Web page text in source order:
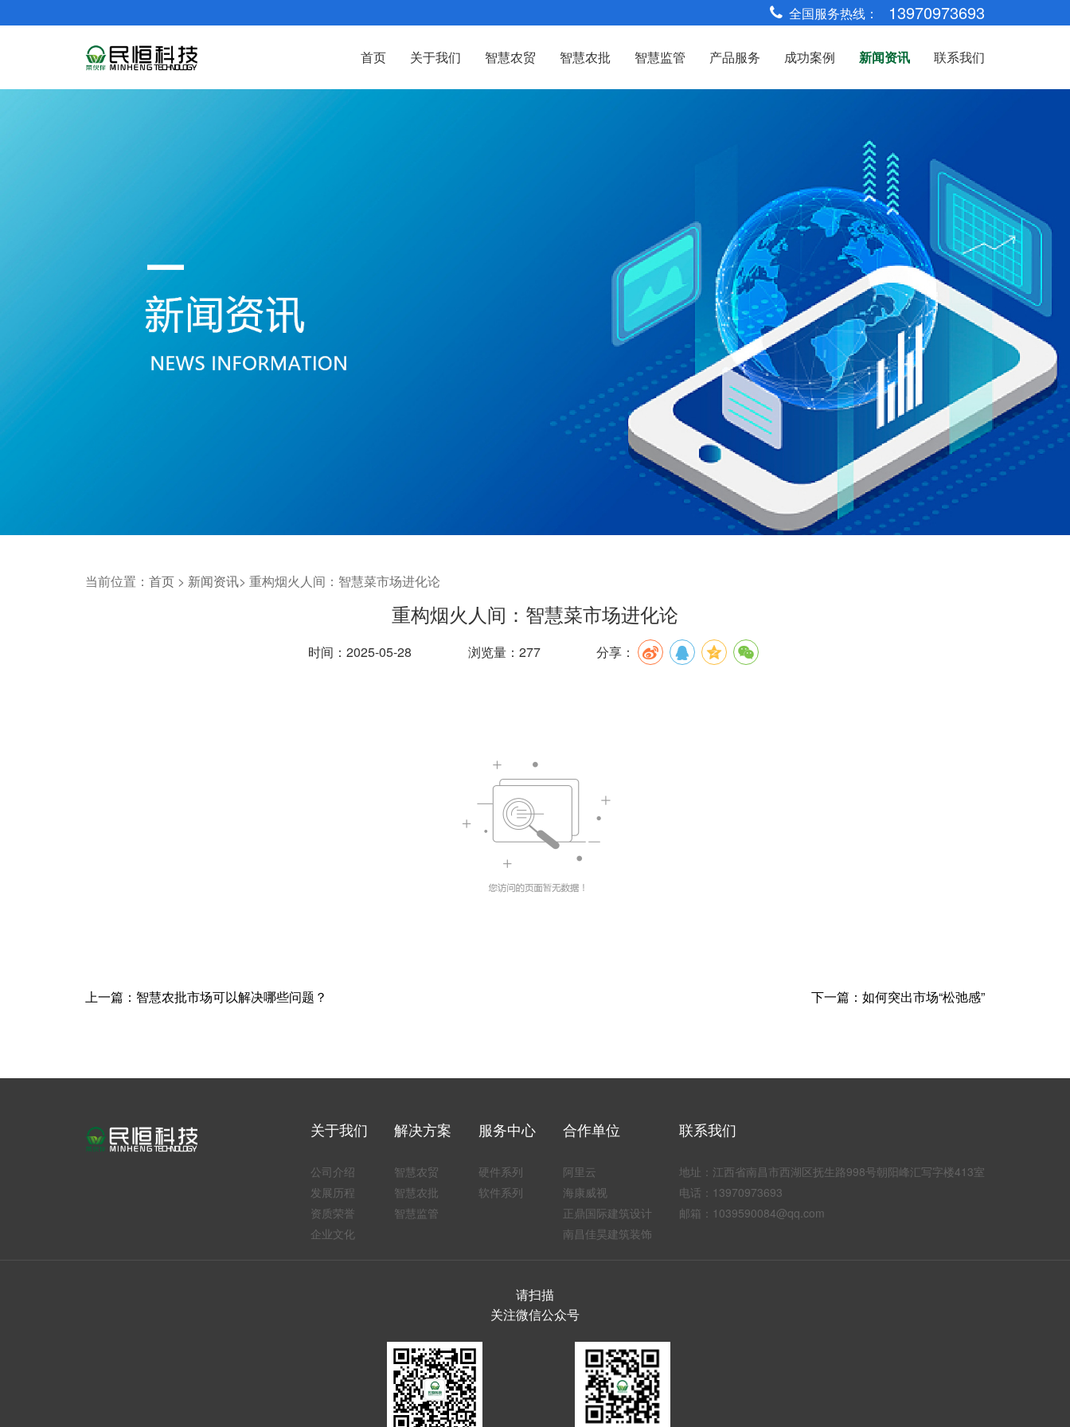
全国服务热线： 13970973693
首页 关于我们 智慧农贸 智慧农批 智慧监管 产品服务 成功案例 新闻资讯 联系我们
当前位置： 首页 > 新闻资讯> 重构烟火人间：智慧菜市场进化论
重构烟火人间：智慧菜市场进化论
时间：2025-05-28 浏览量：277 分享：
上一篇：智慧农批市场可以解决哪些问题？ 下一篇：如何突出市场“松弛感”
关于我们
公司介绍
发展历程
资质荣誉
企业文化
解决方案
智慧农贸
智慧农批
智慧监管
服务中心
硬件系列
软件系列
合作单位
阿里云
海康威视
正鼎国际建筑设计
南昌佳昊建筑装饰
联系我们
地址：江西省南昌市西湖区抚生路998号朝阳峰汇写字楼413室
电话：13970973693
邮箱：1039590084@qq.com
请扫描
关注微信公众号